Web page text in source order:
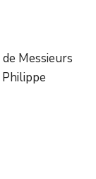
Messieurs